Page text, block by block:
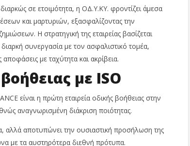
σε ετοιμότητα, η ΟΔ.Υ.ΚΥ. φροντίζει άμεσα
και μαρτυριών, εξασφαλίζοντας την
Η στρατηγική της εταιρείας βασίζεται
συνεργασία με τον ασφαλιστικό τομέα,
με ταχύτητα και ακρίβεια.
με ISO
είναι η πρώτη εταιρεία οδικής βοήθειας στην
αναγνωρισμένη διάκριση ποιότητας.
αλλά αποτυπώνει την ουσιαστική προσήλωση της
με τα αυστηρότερα διεθνή πρότυπα.